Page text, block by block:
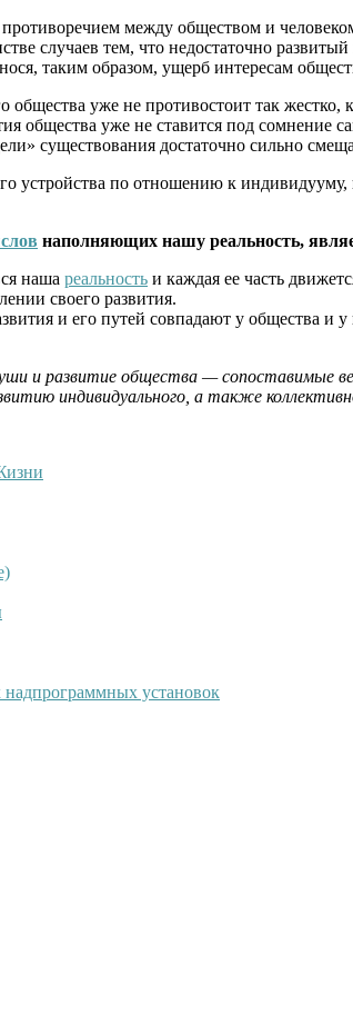
между обществом и
случаев тем, что недостаточно
таким образом, ущерб интересам
общества уже не противостоит так
общества уже не ставится под
существования достаточно сильно
устройства по отношению к
наполняющих нашу реальность,
наша реальность и каждая ее часть
своего развития.
и его путей совпадают у общества и
и развитие общества — сопоставимые
индивидуального, а также
установок